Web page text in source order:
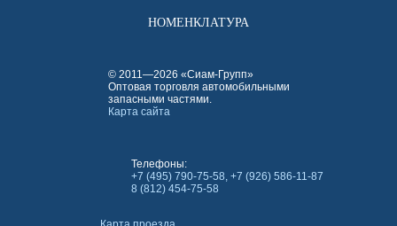
НОМЕНКЛАТУРА
© 2011—2026 «Сиам-Групп»
Оптовая торговля автомобильными
запасными частями.
Карта сайта
Телефоны:
+7 (495) 790-75-58, +7 (926) 586-11-87
8 (812) 454-75-58